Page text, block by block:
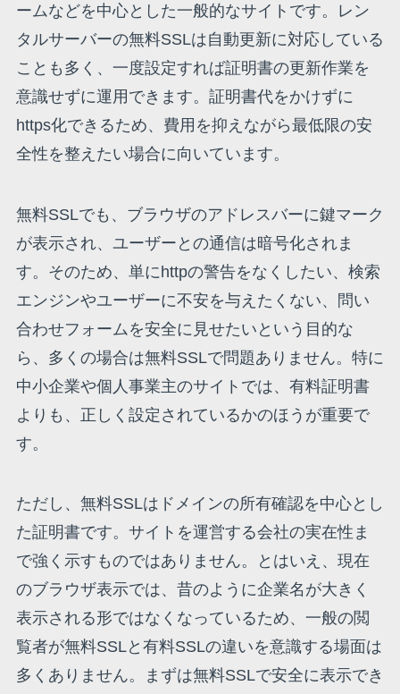
ームなどを中心とした一般的なサイトです。レン
タルサーバーの無料SSLは自動更新に対応している
ことも多く、一度設定すれば証明書の更新作業を
意識せずに運用できます。証明書代をかけずに
https化できるため、費用を抑えながら最低限の安
全性を整えたい場合に向いています。
無料SSLでも、ブラウザのアドレスバーに鍵マーク
が表示され、ユーザーとの通信は暗号化されま
す。そのため、単にhttpの警告をなくしたい、検索
エンジンやユーザーに不安を与えたくない、問い
合わせフォームを安全に見せたいという目的な
ら、多くの場合は無料SSLで問題ありません。特に
中小企業や個人事業主のサイトでは、有料証明書
よりも、正しく設定されているかのほうが重要で
す。
ただし、無料SSLはドメインの所有確認を中心とし
た証明書です。サイトを運営する会社の実在性ま
で強く示すものではありません。とはいえ、現在
のブラウザ表示では、昔のように企業名が大きく
表示される形ではなくなっているため、一般の閲
覧者が無料SSLと有料SSLの違いを意識する場面は
多くありません。まずは無料SSLで安全に表示でき